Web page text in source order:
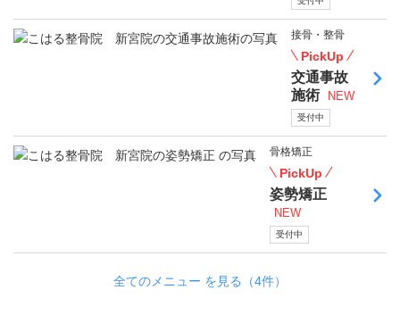
接骨・整骨
PickUp
交通事故
施術
NEW
受付中
骨格矯正
PickUp
姿勢矯正
NEW
受付中
全てのメニュー を見る（4件）